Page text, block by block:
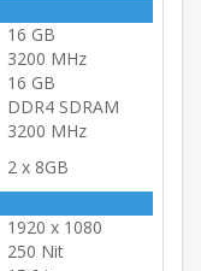
16 GB
3200 MHz
16 GB
DDR4 SDRAM
3200 MHz
2 x 8GB
1920 x 1080
250 Nit